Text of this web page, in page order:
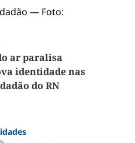
ar paralisa
identidade nas
do RN